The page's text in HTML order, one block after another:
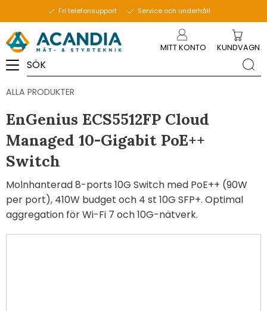
Fri telefonsupport Service och underhåll
MITT KONTO KUNDVAGN
ALLA PRODUKTER
EnGenius ECS5512FP Cloud
Managed 10-Gigabit PoE++
Switch
Molnhanterad 8-ports 10G Switch med PoE++ (90W
per port), 410W budget och 4 st 10G SFP+. Optimal
aggregation för Wi-Fi 7 och 10G-nätverk.